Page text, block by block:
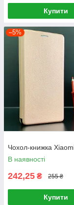
Купити
–5%
Чохол-книжка
В наявності
242,25 ₴ 255 ₴
Купити